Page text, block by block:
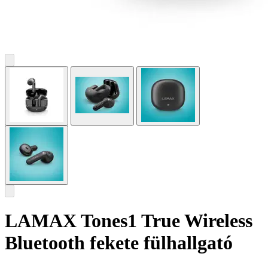
LAMAX Tones1 True Wireless
Bluetooth fekete fülhallgató